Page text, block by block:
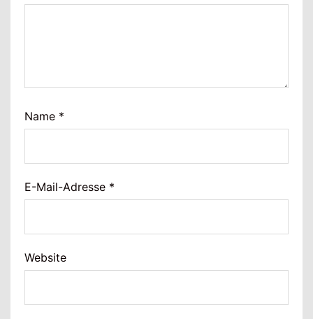
Name *
E-Mail-Adresse *
Website